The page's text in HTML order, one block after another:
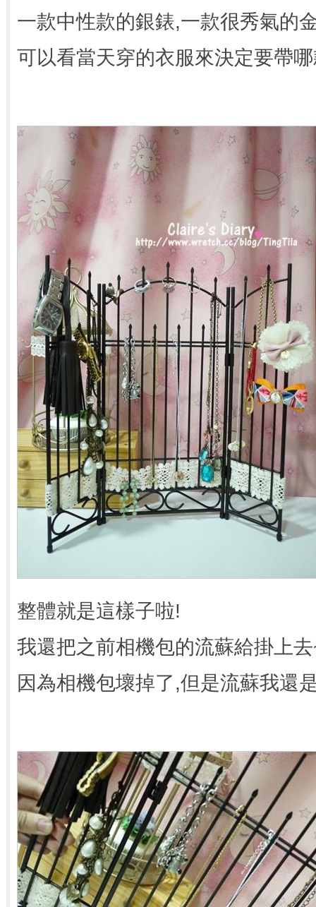
一款中性款的銀錶,一款很秀氣的
可以看當天穿的衣服來決定要帶
整體就是這樣子啦!
我還把之前相機包的流蘇給掛上
因為相機包壞掉了,但是流蘇我還